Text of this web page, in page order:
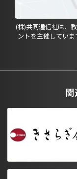
(株)共同通信社は、
ントを主催してい